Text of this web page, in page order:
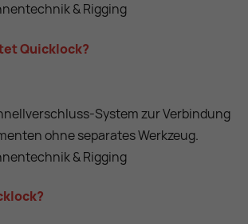
& Rigging
Quicklock?
System zur Verbindung
ohne separates Werkzeug.
& Rigging